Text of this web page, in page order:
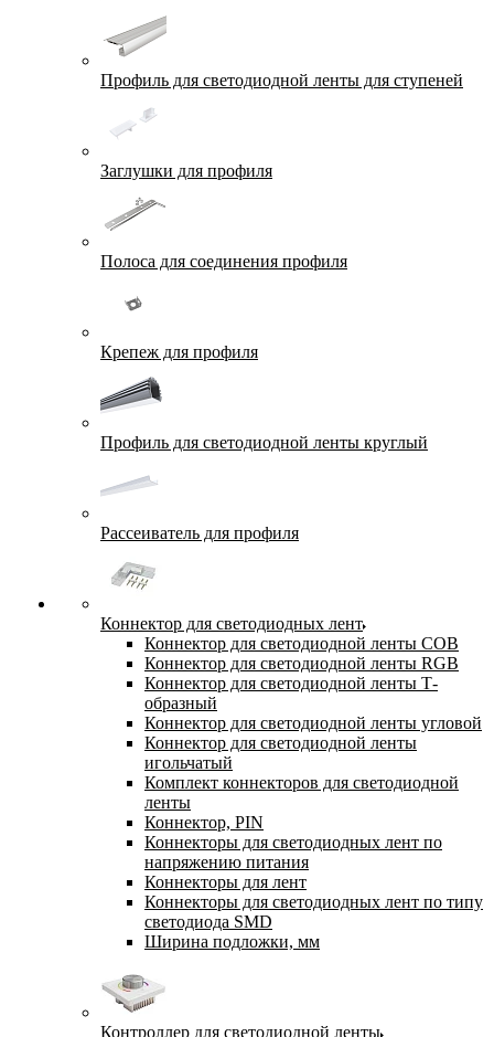
Профиль для светодиодной ленты для ступеней
Заглушки для профиля
Полоса для соединения профиля
Крепеж для профиля
Профиль для светодиодной ленты круглый
Рассеиватель для профиля
Коннектор для светодиодных лент
Коннектор для светодиодной ленты COB
Коннектор для светодиодной ленты RGB
Коннектор для светодиодной ленты Т-
образный
Коннектор для светодиодной ленты угловой
Коннектор для светодиодной ленты
игольчатый
Комплект коннекторов для светодиодной
ленты
Коннектор, PIN
Коннекторы для светодиодных лент по
напряжению питания
Коннекторы для лент
Коннекторы для светодиодных лент по типу
светодиода SMD
Ширина подложки, мм
Контроллер для светодиодной ленты